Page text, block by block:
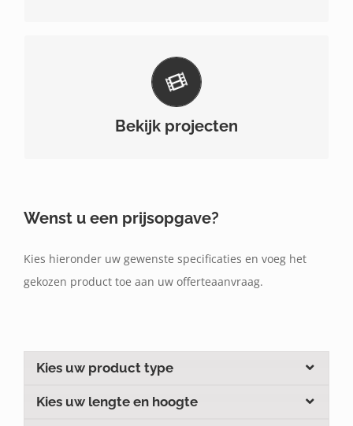
Bekijk projecten
Bekijk hier enkele projecten waar dit product
gebruikt werd.
Wenst u een prijsopgave?
Kies hieronder uw gewenste specificaties en voeg het
gekozen product toe aan uw offerteaanvraag.
Kies uw product type
Kies uw lengte en hoogte